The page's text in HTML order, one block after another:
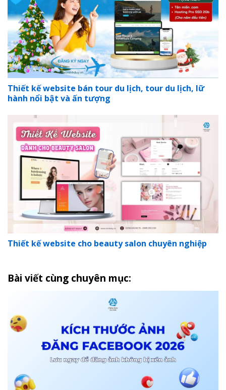
Thiết kế website bán tour du lịch, tour du lịch, lữ
hành nổi bật và ấn tượng
Thiết kế website cho beauty salon chuyên nghiệp
Bài viết cùng chuyên mục: